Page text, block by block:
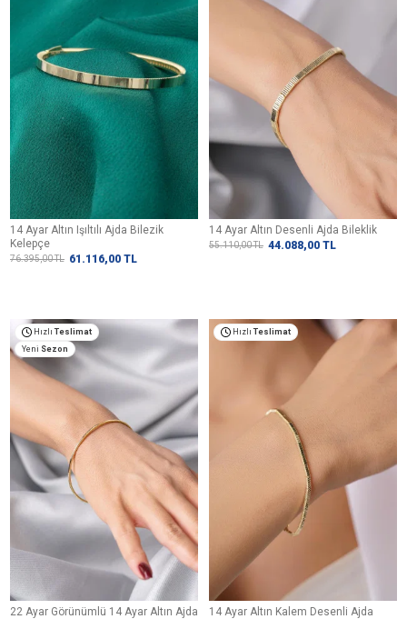
14 Ayar Altın Işıltılı Ajda Bilezik
Kelepçe
76.395,00TL 61.116,00 TL
14 Ayar Altın Desenli Ajda Bileklik
55.110,00TL 44.088,00 TL
Hızlı Teslimat
Yeni Sezon
22 Ayar Görünümlü 14 Ayar Altın Ajda
Hızlı Teslimat
14 Ayar Altın Kalem Desenli Ajda